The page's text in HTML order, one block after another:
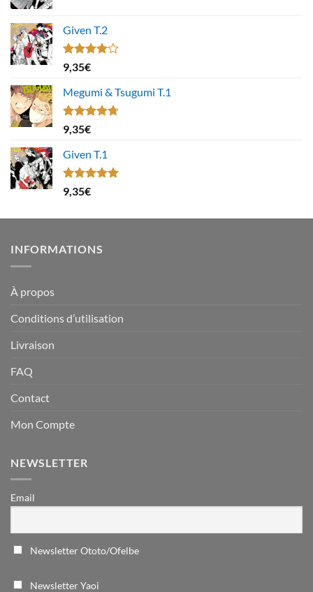
Given T.2
Note
4.00
5
9,35€
Megumi & Tsugumi T.1
Note4.67
sur 5
9,35€
Given T.1
Note5.00
sur 5
9,35€
INFORMATIONS
À propos
Conditions d’utilisation
Livraison
FAQ
Contact
Mon Compte
NEWSLETTER
Email
Newsletter Ototo/Ofelbe
Newsletter Yaoi